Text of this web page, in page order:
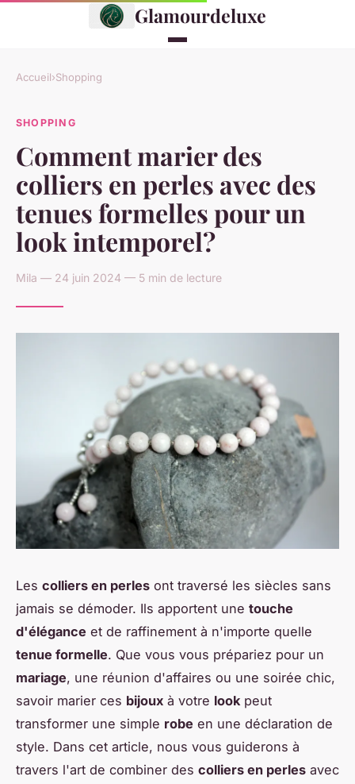
Glamourdeluxe
Accueil›Shopping
SHOPPING
Comment marier des
colliers en perles avec des
tenues formelles pour un
look intemporel?
Mila — 24 juin 2024 — 5 min de lecture
Les colliers en perles ont traversé les siècles sans
jamais se démoder. Ils apportent une touche
d'élégance et de raffinement à n'importe quelle
tenue formelle. Que vous vous prépariez pour un
mariage, une réunion d'affaires ou une soirée chic,
savoir marier ces bijoux à votre look peut
transformer une simple robe en une déclaration de
style. Dans cet article, nous vous guiderons à
travers l'art de combiner des colliers en perles avec